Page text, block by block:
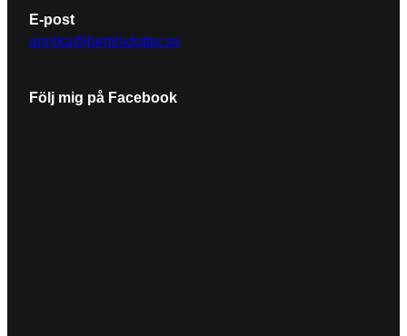
E-post
annika@bertilsdotter.se
Följ mig på Facebook